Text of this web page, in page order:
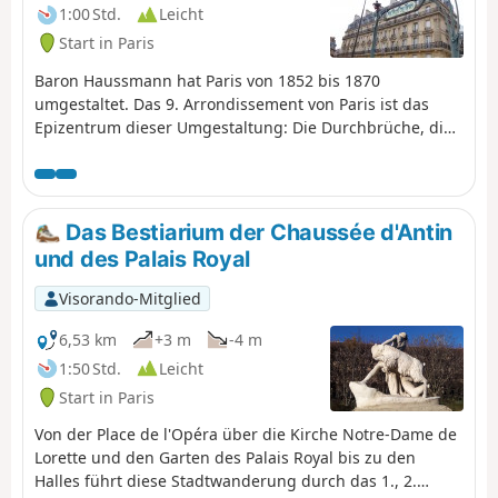
... 1:00 Std.
Leicht
Start in Paris
Baron Haussmann hat Paris von 1852 bis 1870
umgestaltet. Das 9. Arrondissement von Paris ist das
Epizentrum dieser Umgestaltung: Die Durchbrüche, die
Gebäude hervor, die für das Leben im Zweiten
Kaiserreich geeignet sind: Kaufhäuser, Oper, Theater,
Musikhallen, Kirchen, Pressesitze, Banken, überdachte
Passagen, Morris-Säulen, Kioske usw. Auf diesem
Rundgang entdecken Sie Zeugen dieser Epoche und ihre
Anpassung an das heutige Paris.
Das Bestiarium der Chaussée d'Antin
und des Palais Royal
Visorando-Mitglied
6,53 km
+3 m
-4 m
1:50 Std.
Leicht
Start in Paris
Von der Place de l'Opéra über die Kirche Notre-Dame de
Lorette und den Garten des Palais Royal bis zu den
Halles führt diese Stadtwanderung durch das 1., 2.